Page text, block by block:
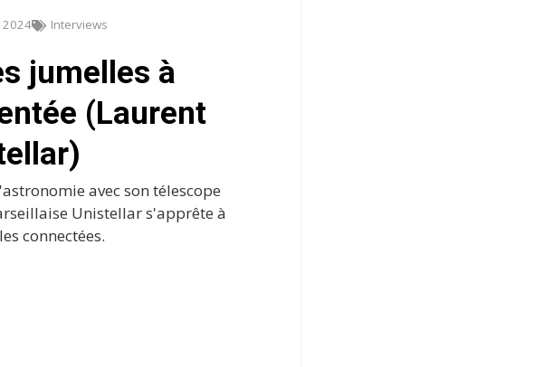
2024 Interviews
jumelles à
(Laurent
avec son télescope
Unistellar s'apprête à
connectées.